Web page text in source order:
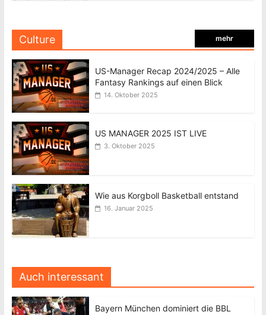
Culture mehr
US-Manager Recap 2024/2025 – Alle
Fantasy Rankings auf einen Blick
14. Oktober 2025
US MANAGER 2025 IST LIVE
3. Oktober 2025
Wie aus Korgboll Basketball entstand
16. Januar 2025
Auch interessant
Bayern München dominiert die BBL